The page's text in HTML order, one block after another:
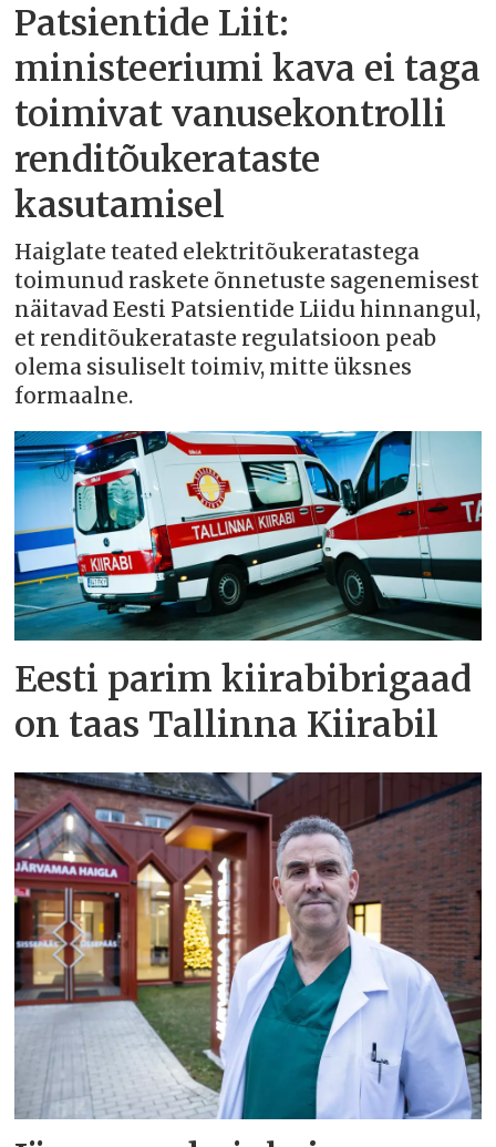
Patsientide Liit:
ministeeriumi kava ei taga
toimivat vanusekontrolli
renditõukerataste
kasutamisel
Haiglate teated elektritõukeratastega
toimunud raskete õnnetuste sagenemisest
näitavad Eesti Patsientide Liidu hinnangul,
et renditõukerataste regulatsioon peab
olema sisuliselt toimiv, mitte üksnes
formaalne.
Eesti parim kiirabibrigaad
on taas Tallinna Kiirabil